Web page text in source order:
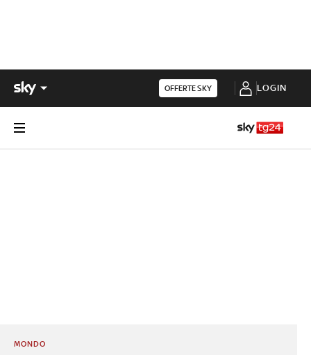
OFFERTE SKY LOGIN
MONDO